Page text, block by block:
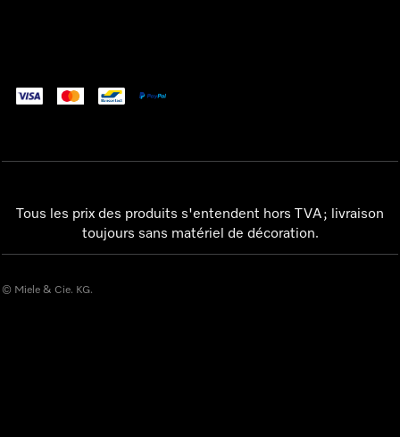
Tous les prix des produits s'entendent hors TVA ; livraison
toujours sans matériel de décoration.
© Miele & Cie. KG.